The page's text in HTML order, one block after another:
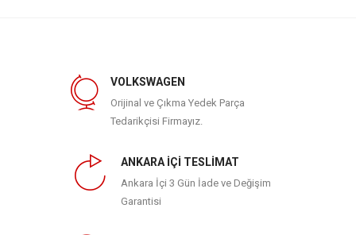
VOLKSWAGEN
Orijinal ve Çıkma Yedek Parça
Tedarikçisi Firmayız.
ANKARA İÇİ TESLİMAT
Ankara İçi 3 Gün İade ve Değişim
Garantisi